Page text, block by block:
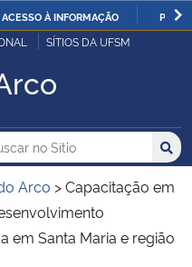
ACESSO À INFORMAÇÃO
SÍTIOS DA UFSM
no no Sítio
Arco >Capacitação em
em Santa Maria e região